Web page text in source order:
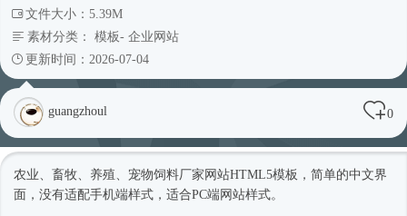
文件大小：5.39M
素材分类： 模板- 企业网站
更新时间：2026-07-04
guangzhoul 0
农业、畜牧、养殖、宠物饲料厂家网站HTML5模板，简单的中文界
面，没有适配手机端样式，适合PC端网站样式。